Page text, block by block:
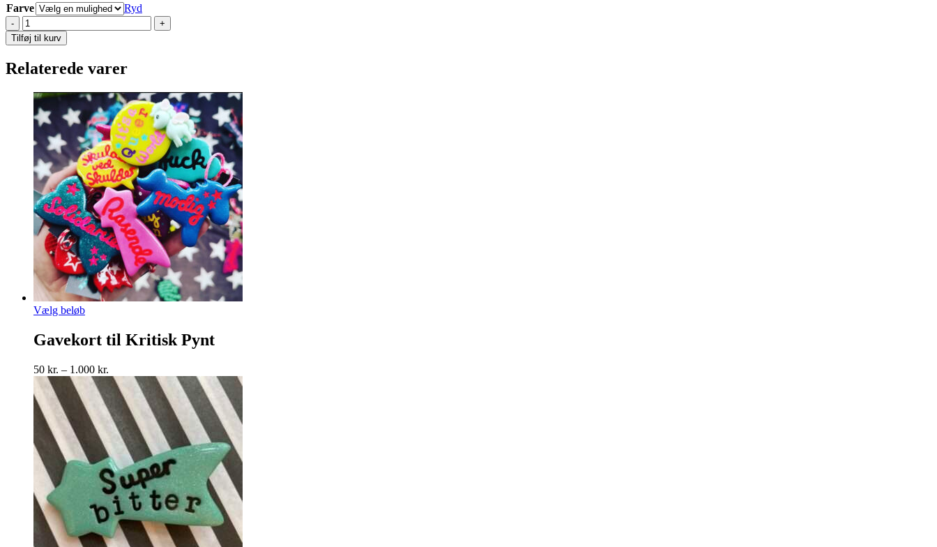
Farve
Ryd
Kiss
my
ass
antal
Tilføj til kurv
Relaterede varer
Vælg beløbDette
har
flere
Mulighederne
kan
vælges
på
varesiden
Gavekort til Kritisk Pynt
50 kr. – 1.000 kr.
50 kr.
1.000 kr.